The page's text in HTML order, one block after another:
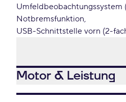
Umfeldbeobachtungssystem
Notbremsfunktion
USB-Schnittstelle vorn (2-
Motor & Leistung